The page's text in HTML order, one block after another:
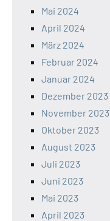
Mai 2024
April 2024
März 2024
Februar 2024
Januar 2024
Dezember 2023
November 2023
Oktober 2023
August 2023
Juli 2023
Juni 2023
Mai 2023
April 2023